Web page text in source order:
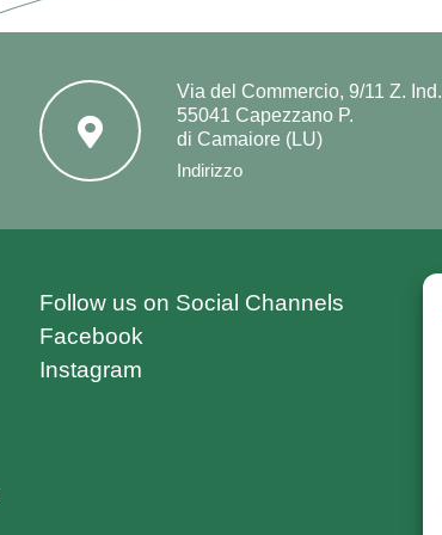
Indirizzo
Via del Commercio, 9/11 Z. Ind.
55041 Capezzano P.
di Camaiore (LU)
Follow us on Social Channels
Facebook
Instagram